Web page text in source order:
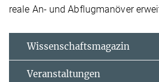
reale An- und Abflugmanöver
Wissenschaftsmagazin
Veranstaltungen